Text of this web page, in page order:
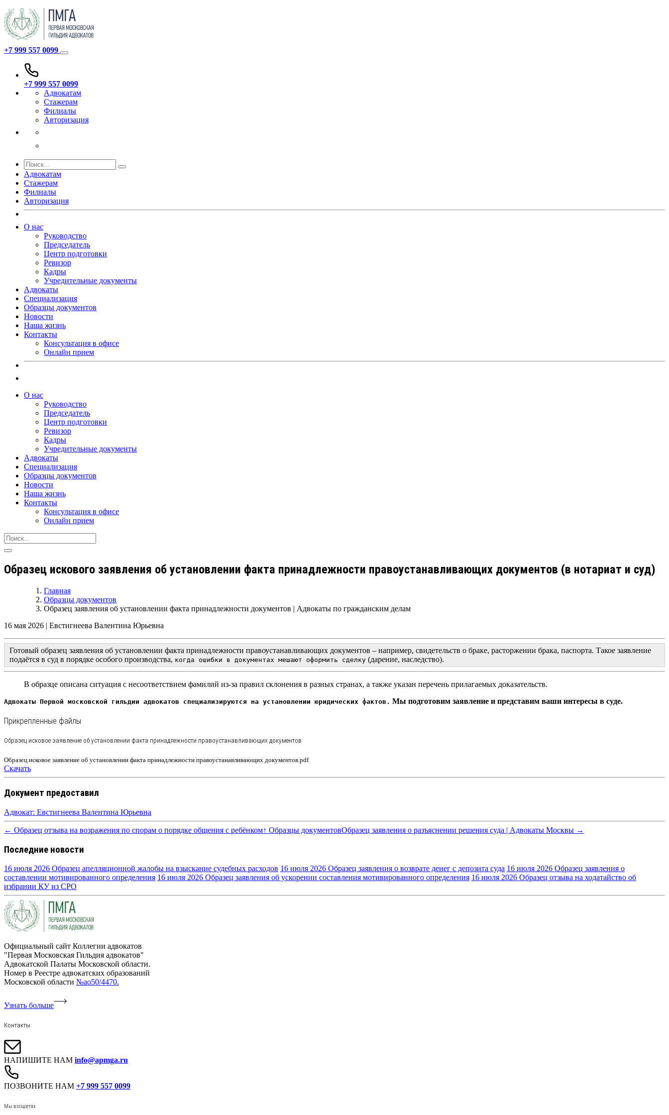
+7 999 557 0099
+7 999 557 0099
Адвокатам
Стажерам
Филиалы
Авторизация
Адвокатам
Стажерам
Филиалы
Авторизация
О нас
Руководство
Председатель
Центр подготовки
Ревизор
Кадры
Учредительные документы
Адвокаты
Специализация
Образцы документов
Новости
Наша жизнь
Контакты
Консультация в офисе
Онлайн прием
О нас
Руководство
Председатель
Центр подготовки
Ревизор
Кадры
Учредительные документы
Адвокаты
Специализация
Образцы документов
Новости
Наша жизнь
Контакты
Консультация в офисе
Онлайн прием
Образец искового заявления об установлении факта принадлежности правоустанавливающих документов (в нотариат и суд)
Главная
Образцы документов
Образец заявления об установлении факта принадлежности документов | Адвокаты по гражданским делам
16 мая 2026 | Евстигнеева Валентина Юрьевна
Готовый образец заявления об установлении факта принадлежности правоустанавливающих документов – например, свидетельств о браке, расторжении брака, паспорта. Такое заявление
подаётся в суд в порядке особого производства, когда ошибки в документах мешают оформить сделку (дарение, наследство).
В образце описана ситуация с несоответствием фамилий из-за правил склонения в разных странах, а также указан перечень прилагаемых доказательств.
Адвокаты Первой московской гильдии адвокатов специализируются на установлении юридических фактов. Мы подготовим заявление и представим ваши интересы в суде.
Прикрепленные файлы
Образец исковое заявление об установлении факта принадлежности правоустанавливающих документов
Образец исковое заявление об установлении факта принадлежности правоустанавливающих документов.pdf
Скачать
Документ предоставил
Адвокат: Евстигнеева Валентина Юрьевна
← Образец отзыва на возражения по спорам о порядке общения с ребёнком↑ Образцы документовОбразец заявления о разъяснении решения суда | Адвокаты Москвы →
Последние новости
16 июля 2026 Образец апелляционной жалобы на взыскание судебных расходов 16 июля 2026 Образец заявления о возврате денег с депозита суда 16 июля 2026 Образец заявления о
составлении мотивированного определения 16 июля 2026 Образец заявления об ускорении составления мотивированного определения 16 июля 2026 Образец отзыва на ходатайство об
избрании КУ из СРО
Официальный сайт Коллегии адвокатов
"Первая Московская Гильдия адвокатов"
Адвокатской Палаты Московской области.
Номер в Реестре адвокатских образований
Московской области №ао50/4470.
Узнать больше
Контакты
НАПИШИТЕ НАМ info@apmga.ru
ПОЗВОНИТЕ НАМ +7 999 557 0099
Мы в соцсетях